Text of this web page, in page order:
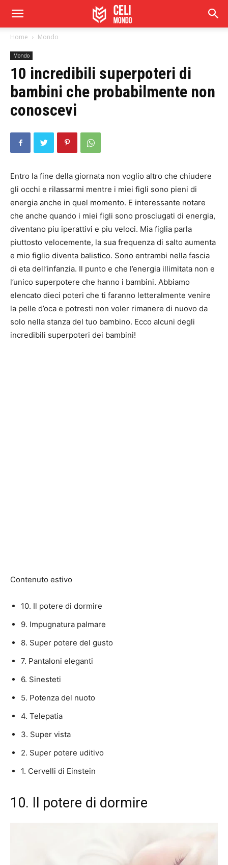
Home Mondo
Mondo
10 incredibili superpoteri di
bambini che probabilmente non
conoscevi
Entro la fine della giornata non voglio altro che chiudere
gli occhi e rilassarmi mentre i miei figli sono pieni di
energia anche in quel momento. E interessante notare
che anche quando i miei figli sono prosciugati di energia,
diventano piu iperattivi e piu veloci. Mia figlia parla
piuttosto velocemente, la sua frequenza di salto aumenta
e mio figlio diventa balistico. Sono entrambi nella fascia
di eta dell’infanzia. Il punto e che l’energia illimitata non e
l’unico superpotere che hanno i bambini. Abbiamo
elencato dieci poteri che ti faranno letteralmente venire
la pelle d’oca e potresti non voler rimanere di nuovo da
solo nella stanza del tuo bambino. Ecco alcuni degli
incredibili superpoteri dei bambini!
Contenuto estivo
10. Il potere di dormire
9. Impugnatura palmare
8. Super potere del gusto
7. Pantaloni eleganti
6. Sinesteti
5. Potenza del nuoto
4. Telepatia
3. Super vista
2. Super potere uditivo
1. Cervelli di Einstein
10. Il potere di dormire